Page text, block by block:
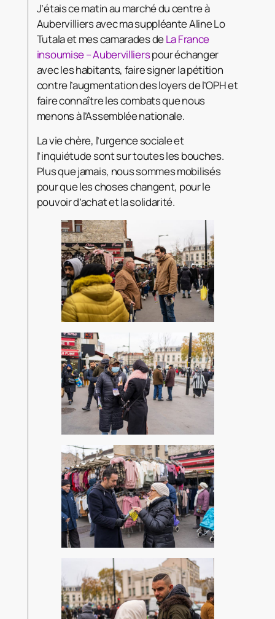
J’étais ce matin au marché du centre à
Aubervilliers avec ma suppléante Aline Lo
Tutala et mes camarades deLa France
insoumise – Aubervillierspour échanger
avec les habitants, faire signer la pétition
contre l’augmentation des loyers de l’OPH et
faire connaître les combats que nous
menons à l’Assemblée nationale.
La vie chère, l’urgence sociale et
l’inquiétude sont sur toutes les bouches.
Plus que jamais, nous sommes mobilisés
pour que leschoses changent, pour le
pouvoir d’achat et la solidarité.